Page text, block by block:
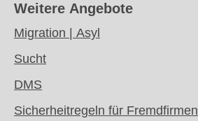
Weitere Angebote
Migration | Asyl
Sucht
DMS
Sicherheitregeln für Fremdfirmen